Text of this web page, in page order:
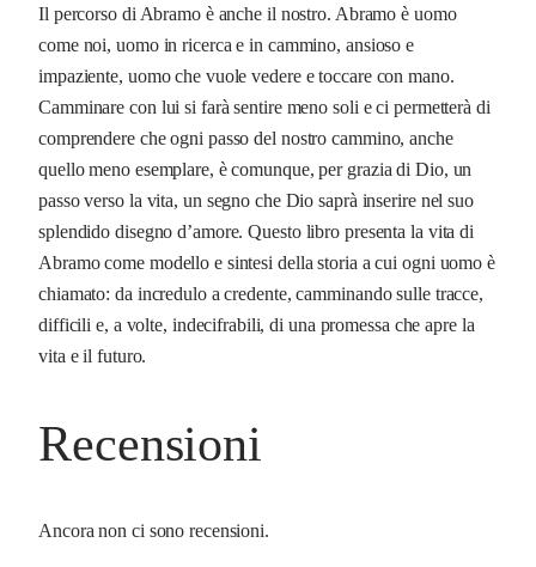
Il percorso di Abramo è anche il nostro. Abramo è uomo
come noi, uomo in ricerca e in cammino, ansioso e
impaziente, uomo che vuole vedere e toccare con mano.
Camminare con lui si farà sentire meno soli e ci permetterà di
comprendere che ogni passo del nostro cammino, anche
quello meno esemplare, è comunque, per grazia di Dio, un
passo verso la vita, un segno che Dio saprà inserire nel suo
splendido disegno d’amore. Questo libro presenta la vita di
Abramo come modello e sintesi della storia a cui ogni uomo è
chiamato: da incredulo a credente, camminando sulle tracce,
difficili e, a volte, indecifrabili, di una promessa che apre la
vita e il futuro.
Recensioni
Ancora non ci sono recensioni.